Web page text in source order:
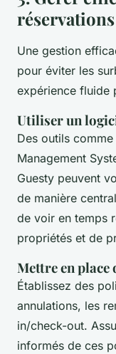
réservations
Une gestion
pour éviter les
expérience fluide
Utiliser un
Des outils
Management
Guesty peuvent
de manière
de voir en temps
propriétés et de
Mettre en
Établissez des
annulations, les
in/check-out.
informés de ces